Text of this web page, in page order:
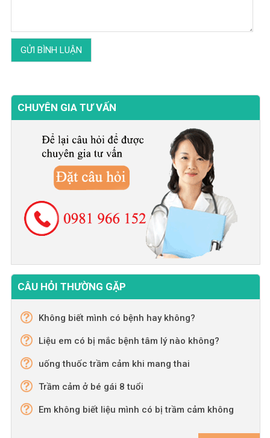
CHUYÊN GIA TƯ VẤN
CÂU HỎI THƯỜNG GẶP
Không biết mình có bệnh hay không?
Liệu em có bị mắc bệnh tâm lý nào không?
uống thuốc trầm cảm khi mang thai
Trầm cảm ở bé gái 8 tuổi
Em không biết liệu mình có bị trầm cảm không